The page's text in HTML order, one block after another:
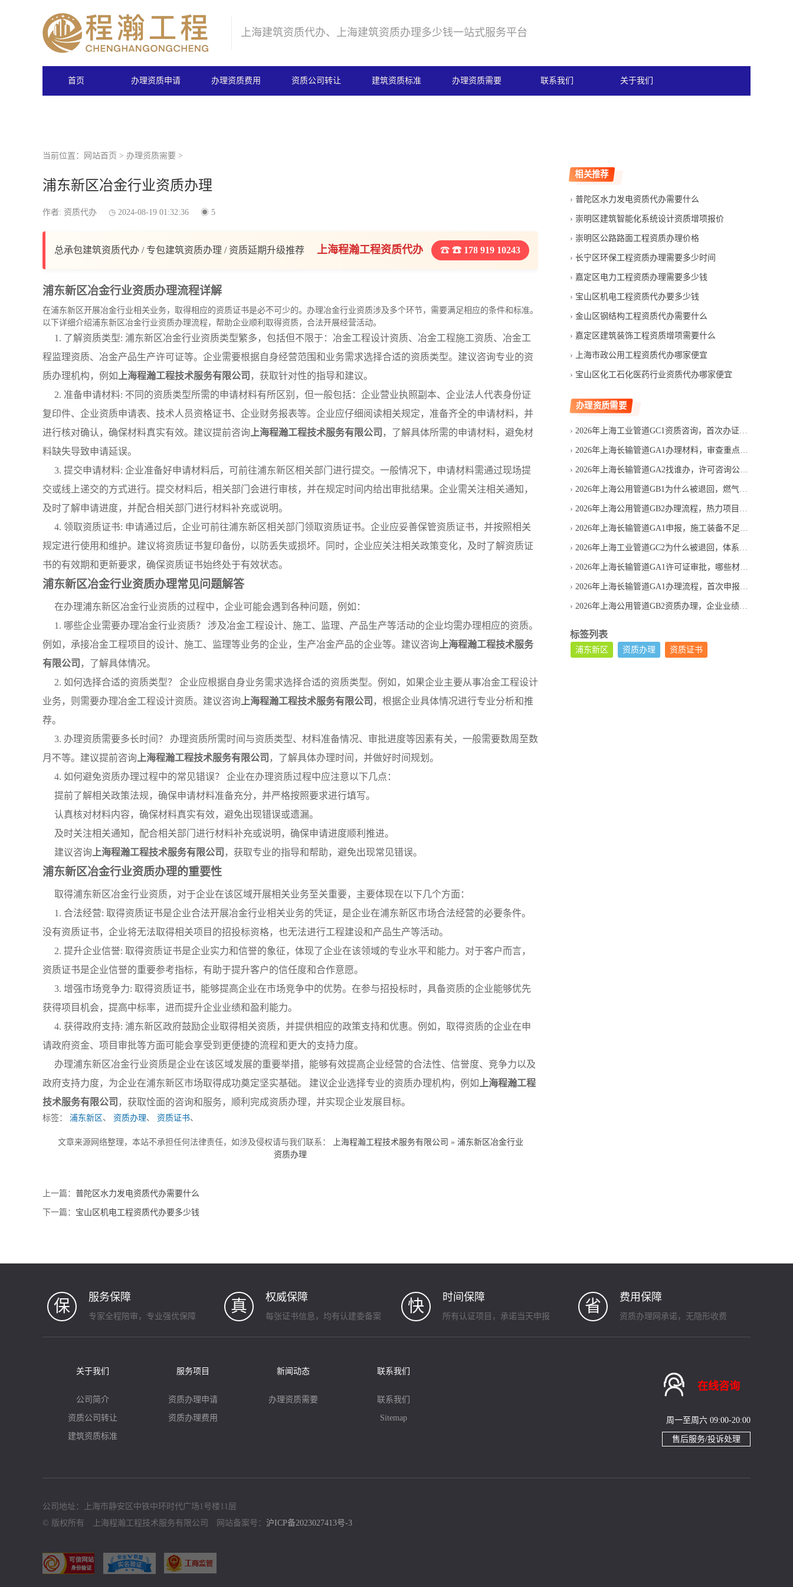
上海建筑资质代办、上海建筑资质办理多少钱一站式服务平台
首页 办理资质申请 办理资质费用 资质公司转让 建筑资质标准 办理资质需要 联系我们 关于我们
当前位置： 网站首页 > 办理资质需要 >
浦东新区冶金行业资质办理
作者: 资质代办 2024-08-19 01:32:36 5
总承包建筑资质代办 / 专包建筑资质办理 / 资质延期升级推荐 上海程瀚工程资质代办 ☎ 178 919 10243
浦东新区冶金行业资质办理流程详解
在浦东新区开展冶金行业相关业务，取得相应的资质证书是必不可少的。办理冶金行业资质涉及多个环节，需要满足相应的条件和标准。
以下详细介绍浦东新区冶金行业资质办理流程，帮助企业顺利取得资质，合法开展经营活动。
1. 了解资质类型: 浦东新区冶金行业资质类型繁多，包括但不限于：冶金工程设计资质、冶金工程施工资质、冶金工
程监理资质、冶金产品生产许可证等。企业需要根据自身经营范围和业务需求选择合适的资质类型。建议咨询专业的资
质办理机构，例如 上海程瀚工程技术服务有限公司 ，获取针对性的指导和建议。
2. 准备申请材料: 不同的资质类型所需的申请材料有所区别，但一般包括：企业营业执照副本、企业法人代表身份证
复印件、企业资质申请表、技术人员资格证书、企业财务报表等。企业应仔细阅读相关规定，准备齐全的申请材料，并
进行核对确认，确保材料真实有效。建议提前咨询 上海程瀚工程技术服务有限公司 ，了解具体所需的申请材料，避免材
料缺失导致申请延误。
3. 提交申请材料: 企业准备好申请材料后，可前往浦东新区相关部门进行提交。一般情况下，申请材料需通过现场提
交或线上递交的方式进行。提交材料后，相关部门会进行审核，并在规定时间内给出审批结果。企业需关注相关通知，
及时了解申请进度，并配合相关部门进行材料补充或说明。
4. 领取资质证书: 申请通过后，企业可前往浦东新区相关部门领取资质证书。企业应妥善保管资质证书，并按照相关
规定进行使用和维护。建议将资质证书复印备份，以防丢失或损坏。同时，企业应关注相关政策变化，及时了解资质证
书的有效期和更新要求，确保资质证书始终处于有效状态。
浦东新区冶金行业资质办理常见问题解答
在办理浦东新区冶金行业资质的过程中，企业可能会遇到各种问题，例如：
1. 哪些企业需要办理冶金行业资质？ 涉及冶金工程设计、施工、监理、产品生产等活动的企业均需办理相应的资质。
例如，承接冶金工程项目的设计、施工、监理等业务的企业，生产冶金产品的企业等。建议咨询 上海程瀚工程技术服务
有限公司 ，了解具体情况。
2. 如何选择合适的资质类型？ 企业应根据自身业务需求选择合适的资质类型。例如，如果企业主要从事冶金工程设计
业务，则需要办理冶金工程设计资质。建议咨询 上海程瀚工程技术服务有限公司 ，根据企业具体情况进行专业分析和推
荐。
3. 办理资质需要多长时间？ 办理资质所需时间与资质类型、材料准备情况、审批进度等因素有关，一般需要数周至数
月不等。建议提前咨询 上海程瀚工程技术服务有限公司 ，了解具体办理时间，并做好时间规划。
4. 如何避免资质办理过程中的常见错误？ 企业在办理资质过程中应注意以下几点：
提前了解相关政策法规，确保申请材料准备充分，并严格按照要求进行填写。
认真核对材料内容，确保材料真实有效，避免出现错误或遗漏。
及时关注相关通知，配合相关部门进行材料补充或说明，确保申请进度顺利推进。
建议咨询 上海程瀚工程技术服务有限公司 ，获取专业的指导和帮助，避免出现常见错误。
浦东新区冶金行业资质办理的重要性
取得浦东新区冶金行业资质，对于企业在该区域开展相关业务至关重要，主要体现在以下几个方面：
1. 合法经营: 取得资质证书是企业合法开展冶金行业相关业务的凭证，是企业在浦东新区市场合法经营的必要条件。
没有资质证书，企业将无法取得相关项目的招投标资格，也无法进行工程建设和产品生产等活动。
2. 提升企业信誉: 取得资质证书是企业实力和信誉的象征，体现了企业在该领域的专业水平和能力。对于客户而言，
资质证书是企业信誉的重要参考指标，有助于提升客户的信任度和合作意愿。
3. 增强市场竞争力: 取得资质证书，能够提高企业在市场竞争中的优势。在参与招投标时，具备资质的企业能够优先
获得项目机会，提高中标率，进而提升企业业绩和盈利能力。
4. 获得政府支持: 浦东新区政府鼓励企业取得相关资质，并提供相应的政策支持和优惠。例如，取得资质的企业在申
请政府资金、项目审批等方面可能会享受到更便捷的流程和更大的支持力度。
办理浦东新区冶金行业资质是企业在该区域发展的重要举措，能够有效提高企业经营的合法性、信誉度、竞争力以及
政府支持力度，为企业在浦东新区市场取得成功奠定坚实基础。 建议企业选择专业的资质办理机构，例如 上海程瀚工程
技术服务有限公司 ，获取恮面的咨询和服务，顺利完成资质办理，并实现企业发展目标。
标签： 浦东新区 、 资质办理、 资质证书、
文章来源网络整理，本站不承担任何法律责任，如涉及侵权请与我们联系： 上海程瀚工程技术服务有限公司 » 浦东新区冶金行业
资质办理
上一篇： 普陀区水力发电资质代办需要什么
下一篇： 宝山区机电工程资质代办要多少钱
相关推荐
普陀区水力发电资质代办需要什么
崇明区建筑智能化系统设计资质增项报价
崇明区公路路面工程资质办理价格
长宁区环保工程资质办理需要多少时间
嘉定区电力工程资质办理需要多少钱
宝山区机电工程资质代办要多少钱
金山区钢结构工程资质代办需要什么
嘉定区建筑装饰工程资质增项需要什么
上海市政公用工程资质代办哪家便宜
宝山区化工石化医药行业资质代办哪家便宜
办理资质需要
2026年上海工业管道GC1资质咨询，首次办证需要哪些条件
2026年上海长输管道GA1办理材料，审查重点有哪些
2026年上海长输管道GA2找谁办，许可咨询公司怎么筛选
2026年上海公用管道GB1为什么被退回，燃气许可材料审核易错项
2026年上海公用管道GB2办理流程，热力项目申领顺序是什么
2026年上海长输管道GA1申报，施工装备不足怎么判断
2026年上海工业管道GC2为什么被退回，体系文件常见缺项
2026年上海长输管道GA1许可证审批，哪些材料最易退回
2026年上海长输管道GA1办理流程，首次申报要经过几步
2026年上海公用管道GB2资质办理，企业业绩不够怎么办
标签列表
浦东新区 资质办理 资质证书
保 服务保障
专家全程陪审，专业强优保障
真 权威保障
每张证书信息，均有认建委备案
快 时间保障
所有认证项目，承诺当天申报
省 费用保障
资质办理网承诺，无隐形收费
关于我们
公司简介
资质公司转让
建筑资质标准
服务项目
资质办理申请
资质办理费用
新闻动态
办理资质需要
联系我们
联系我们
Sitemap
 在线咨询
周一至周六 09:00-20:00
售后服务/投诉处理
公司地址：上海市静安区中铁中环时代广场1号楼11层
© 版权所有 上海程瀚工程技术服务有限公司 网站备案号： 沪ICP备2023027413号-3